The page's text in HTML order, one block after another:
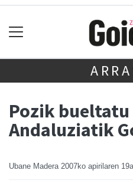
Pozik
Andaluziatik
Ubane Madera 2007ko apirilaren 19a